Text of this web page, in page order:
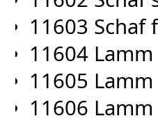
11603 Schaf
11604
11605
11606